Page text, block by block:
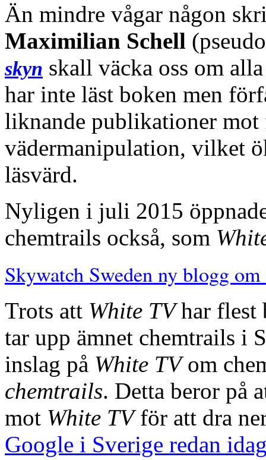
Än mindre vågar någon
Maximilian Schell
skyn skall väcka oss om
har inte läst boken men
liknande publikationer mot
vädermanipulation, vilket
läsvärd.
Nyligen i juli 2015
chemtrails också, som
Skywatch Sweden ny blogg
Trots att White TVhar flest
tar upp ämnet chemtrails i
inslag på White TVom
chemtrails. Detta beror på
mot White TVför att dra
Google i Sverige redan